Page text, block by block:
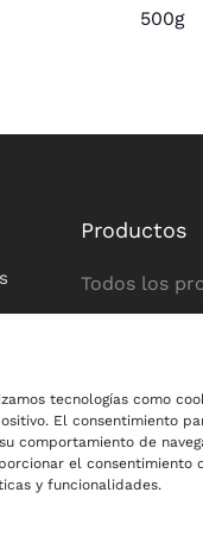
tecnologías como
El consentimiento
comportamiento de
el consentimiento
y funcionalidades.
500g
Productos
Todos los
Cuidado de